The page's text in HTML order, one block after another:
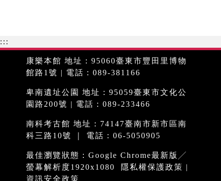
:::
康樂本館 地址：95060臺東市豐田里博物
館路1號 | 電話：089-381166
卑南遺址公園 地址：95059臺東市文化公
園路200號 | 電話：089-233466
南科考古館 地址：74147臺南市新市區南
科三路10號 ｜ 電話：06-5050905
最佳瀏覽狀態：Google Chrome最新版╱
螢幕解析度1920x1080
隱私權保護政策 |
資訊安全政策